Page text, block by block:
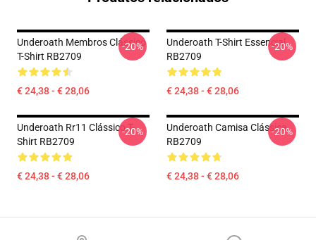
Underoath Membros Clássico
T-Shirt RB2709
€ 24,38 - € 28,06
-20%
Underoath T-Shirt Essencial
RB2709
€ 24,38 - € 28,06
-20%
Underoath Rr11 Clássico T-
Shirt RB2709
€ 24,38 - € 28,06
-20%
Underoath Camisa Clássica
RB2709
€ 24,38 - € 28,06
-20%